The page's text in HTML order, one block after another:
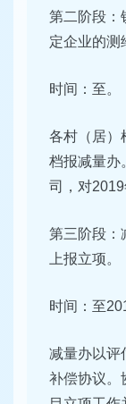
第二阶段：
定企业的测
时间：至。
各村（居）
档报减量办
司，对2019
第三阶段：
上报立项。
时间：至
减量办以评
补偿协议。